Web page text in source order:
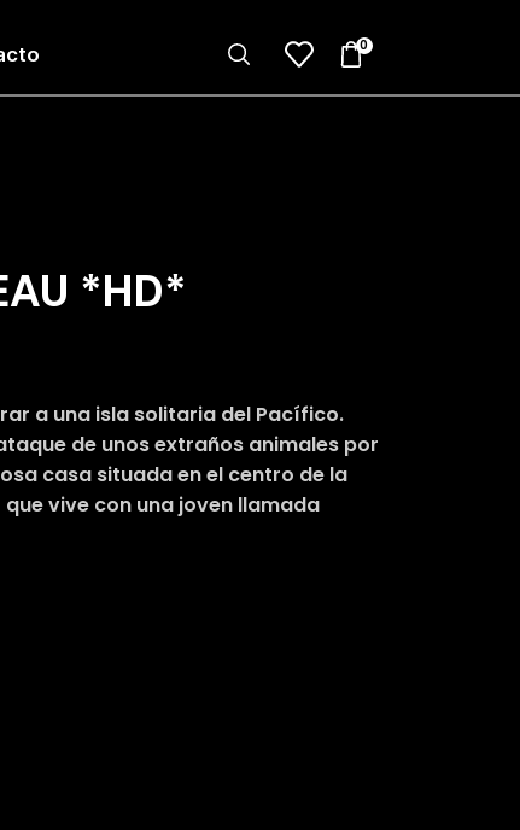
0
*HD*
a una isla solitaria del Pacífico.
de unos extraños animales por
casa situada en el centro de la
vive con una joven llamada